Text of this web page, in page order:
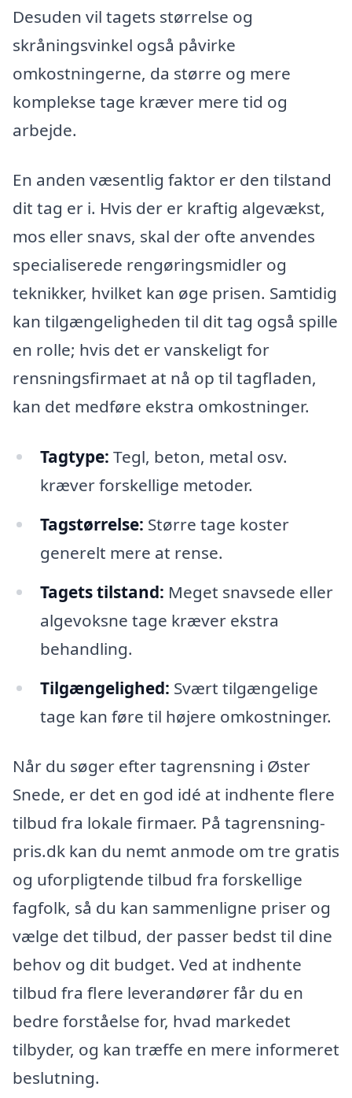
Desuden vil tagets størrelse og
skråningsvinkel også påvirke
omkostningerne, da større og mere
komplekse tage kræver mere tid og
arbejde.
En anden væsentlig faktor er den tilstand
dit tag er i. Hvis der er kraftig algevækst,
mos eller snavs, skal der ofte anvendes
specialiserede rengøringsmidler og
teknikker, hvilket kan øge prisen. Samtidig
kan tilgængeligheden til dit tag også spille
en rolle; hvis det er vanskeligt for
rensningsfirmaet at nå op til tagfladen,
kan det medføre ekstra omkostninger.
Tagtype: Tegl, beton, metal osv.
kræver forskellige metoder.
Tagstørrelse: Større tage koster
generelt mere at rense.
Tagets tilstand: Meget snavsede eller
algevoksne tage kræver ekstra
behandling.
Tilgængelighed: Svært tilgængelige
tage kan føre til højere omkostninger.
Når du søger efter tagrensning i Øster
Snede, er det en god idé at indhente flere
tilbud fra lokale firmaer. På tagrensning-
pris.dk kan du nemt anmode om tre gratis
og uforpligtende tilbud fra forskellige
fagfolk, så du kan sammenligne priser og
vælge det tilbud, der passer bedst til dine
behov og dit budget. Ved at indhente
tilbud fra flere leverandører får du en
bedre forståelse for, hvad markedet
tilbyder, og kan træffe en mere informeret
beslutning.